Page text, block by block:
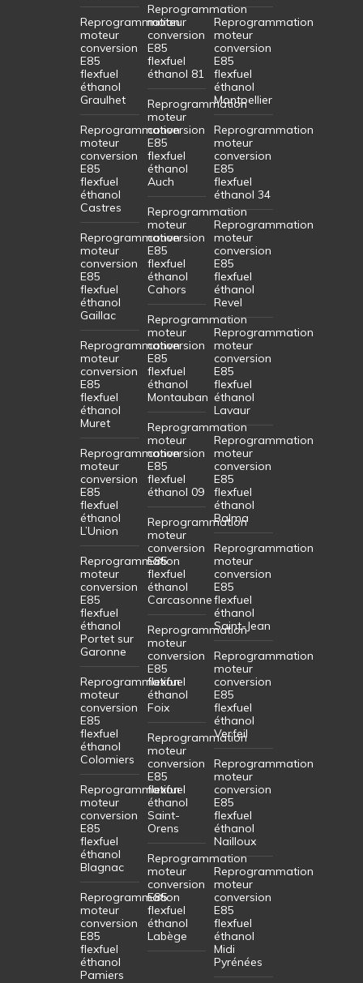
Reprogrammation
moteur
conversion
E85
flexfuel
éthanol
Graulhet
Reprogrammation
moteur
conversion
E85
flexfuel
éthanol
Castres
Reprogrammation
moteur
conversion
E85
flexfuel
éthanol
Gaillac
Reprogrammation
moteur
conversion
E85
flexfuel
éthanol
Muret
Reprogrammation
moteur
conversion
E85
flexfuel
éthanol
L’Union
Reprogrammation
moteur
conversion
E85
flexfuel
éthanol
Portet sur
Garonne
Reprogrammation
moteur
conversion
E85
flexfuel
éthanol
Colomiers
Reprogrammation
moteur
conversion
E85
flexfuel
éthanol
Blagnac
Reprogrammation
moteur
conversion
E85
flexfuel
éthanol
Pamiers
Reprogrammation
moteur
conversion
E85
flexfuel
éthanol 81
Reprogrammation
moteur
conversion
E85
flexfuel
éthanol
Auch
Reprogrammation
moteur
conversion
E85
flexfuel
éthanol
Cahors
Reprogrammation
moteur
conversion
E85
flexfuel
éthanol
Montauban
Reprogrammation
moteur
conversion
E85
flexfuel
éthanol 09
Reprogrammation
moteur
conversion
E85
flexfuel
éthanol
Carcasonne
Reprogrammation
moteur
conversion
E85
flexfuel
éthanol
Foix
Reprogrammation
moteur
conversion
E85
flexfuel
éthanol
Saint-
Orens
Reprogrammation
moteur
conversion
E85
flexfuel
éthanol
Labège
Reprogrammation
moteur
conversion
E85
flexfuel
éthanol
Montpellier
Reprogrammation
moteur
conversion
E85
flexfuel
éthanol 34
Reprogrammation
moteur
conversion
E85
flexfuel
éthanol
Revel
Reprogrammation
moteur
conversion
E85
flexfuel
éthanol
Lavaur
Reprogrammation
moteur
conversion
E85
flexfuel
éthanol
Balma
Reprogrammation
moteur
conversion
E85
flexfuel
éthanol
Saint-Jean
Reprogrammation
moteur
conversion
E85
flexfuel
éthanol
Verfeil
Reprogrammation
moteur
conversion
E85
flexfuel
éthanol
Nailloux
Reprogrammation
moteur
conversion
E85
flexfuel
éthanol
Midi
Pyrénées